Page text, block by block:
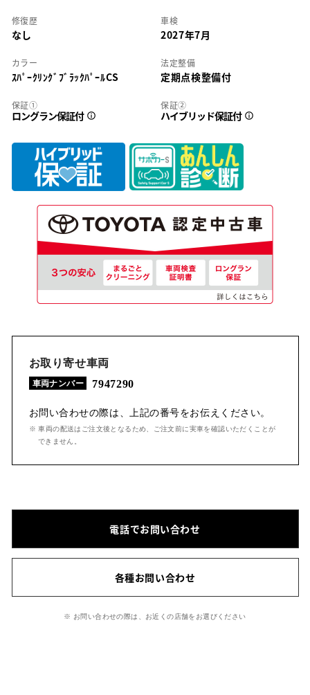
修復歴
なし
車検
2027年7月
カラー
ｽﾊﾟｰｸﾘﾝｸﾞﾌﾞﾗｯｸﾊﾟｰﾙCS
法定整備
定期点検整備付
保証①
ロングラン保証付
保証②
ハイブリッド保証付
お取り寄せ車両
車両ナンバー 7947290
お問い合わせの際は、上記の番号をお伝えください。
※ 車両の配送はご注文後となるため、ご注文前に実車を確認いただくことが
できません。
電話でお問い合わせ
各種お問い合わせ
※ お問い合わせの際は、お近くの店舗をお選びください